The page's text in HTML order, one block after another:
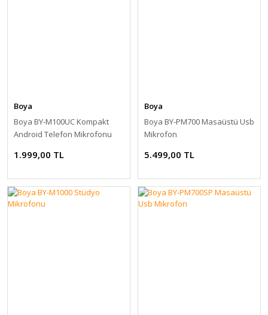
Boya
Boya BY-M100UC Kompakt
Android Telefon Mikrofonu
1.999,00 TL
Boya
Boya BY-PM700 Masaüstü Usb
Mikrofon
5.499,00 TL